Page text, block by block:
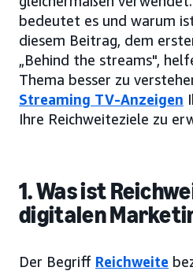
bedeutet es und warum
diesem Beitrag, dem
„Behind the streams",
Thema besser zu
Streaming TV-Anzeigen
Ihre Reichweiteziele zu
1. Was ist
digitalen
Der Begriff Reichweite